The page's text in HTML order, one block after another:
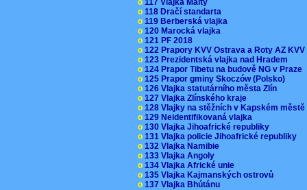
o 117 Vlajka Malty
o 118 Dračí standarta
o 119 Berberská vlajka
o 120 Marocká vlajka
o 121 PF 2018
o 122 Prapory KVV Ostrava a Roty AZ
o 123 Prezidentská vlajka nad Hradem
o 124 Prapor Tibetu na budově NG v Praze
o 125 Prapor gminy Skoczów (Polsko)
o 126 Vlajka statutárního města Zlín
o 127 Vlajka Zlínského kraje
o 128 Vlajky na stěžních v Kapském
o 129 Neidentifikovaná vlajka
o 130 Vlajka Jihoafrické republiky
o 131 Vlajka policie Jihoafrické republiky
o 132 Vlajka Namibie
o 133 Vlajka Angoly
o 134 Vlajka Africké unie
o 135 Vlajka Kajmanských ostrovů
o 137 Vlajka Bhútánu